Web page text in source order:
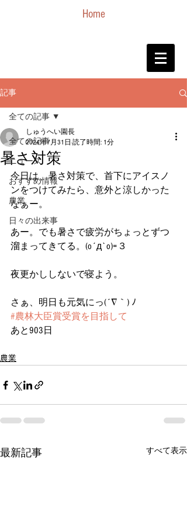
Home
記事
全ての記事
ニュース
おすすめ情報
農業
日々の出来事
全ての記事
暑さ対策
しゅうへい園長
2024年7月31日 読了時間: 1分
今日は、暑さ対策で、首下にアイスノ
ンをつけてみたら、意外と涼しかった
なぁー。
あー。でも暑さで疲労がちょっとずつ
溜まってきてる。(o´д`o)=３
夜更かししないで寝よう。
さぁ、明日も元気にっ(´∇｀) ﾉ
#農林大臣賞受賞を目指して
あと903日
農業
最新記事 すべて表示